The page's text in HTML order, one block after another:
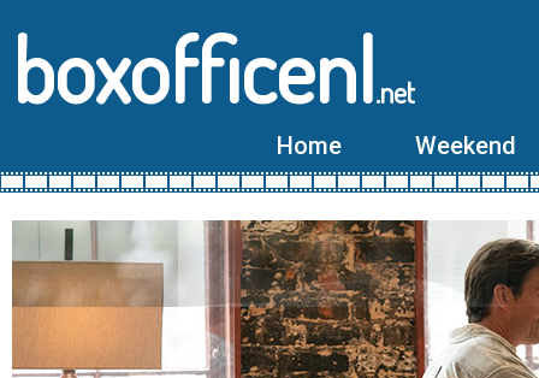
boxofficenl.net
Home Weekend